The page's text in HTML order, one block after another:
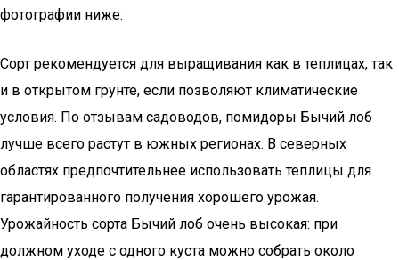
фотографии ниже:
Сорт рекомендуется для выращивания как в теплицах, так
и в открытом грунте, если позволяют климатические
условия. По отзывам садоводов, помидоры Бычий лоб
лучше всего растут в южных регионах. В северных
областях предпочтительнее использовать теплицы для
гарантированного получения хорошего урожая.
Урожайность сорта Бычий лоб очень высокая: при
должном уходе с одного куста можно собрать около